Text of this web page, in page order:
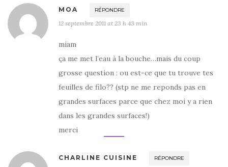
MOA RÉPONDRE
12 septembre 2011 at 23 h 43 min
miam
ça me met l’eau à la bouche…mais du coup
grosse question : ou est-ce que tu trouve tes
feuilles de filo?? (stp ne me reponds pas en
grandes surfaces parce que chez moi y a rien
dans les grandes surfaces!)
merci
CHARLINE CUISINE RÉPONDRE